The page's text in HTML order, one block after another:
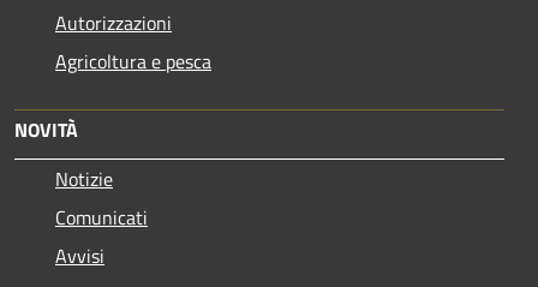
Autorizzazioni
Agricoltura e pesca
NOVITÀ
Notizie
Comunicati
Avvisi